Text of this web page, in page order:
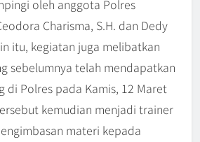
oleh anggota Polres
Charisma, S.H. dan Dedy
itu, kegiatan juga melibatkan
sebelumnya telah mendapatkan
di Polres pada Kamis, 12 Maret
kemudian menjadi trainer
materi kepada